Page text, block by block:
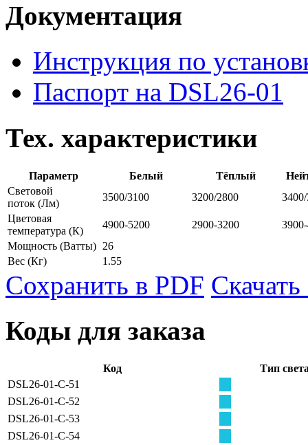
Документация
Инструкция по
Паспорт на DSL26-01
Тех. характеристики
Параметр Белый Тёплый
Световой
поток (Лм)
3500/3100 3200/2800
Цветовая
температура (К)
4900-5200 2900-3200
Мощность (Ватты) 26
Вес (Кг) 1.55
Сохранить в PDF
Коды для заказа
Код
Тип
DSL26-01-С-51
DSL26-01-С-52
DSL26-01-С-53
DSL26-01-С-54